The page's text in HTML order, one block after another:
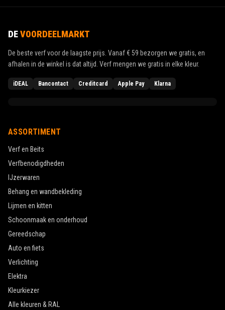
DEVOORDEELMARKT
De beste verf voor de laagste prijs. Vanaf€ 59 bezorgen we gratis, en
afhalen in de winkel is dat altijd. Verf mengen we gratis in elke kleur.
iDEAL Bancontact Creditcard Apple Pay Klarna
ASSORTIMENT
Verf en Beits
Verfbenodigdheden
IJzerwaren
Behang en wandbekleding
Lijmen en kitten
Schoonmaak en onderhoud
Gereedschap
Auto en fiets
Verlichting
Elektra
Kleurkiezer
Alle kleuren & RAL